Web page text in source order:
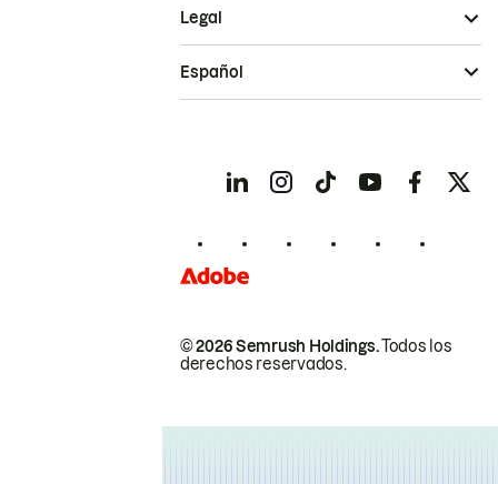
© 2026 Semrush Holdings.Todos los
derechos reservados.
Legal
Español